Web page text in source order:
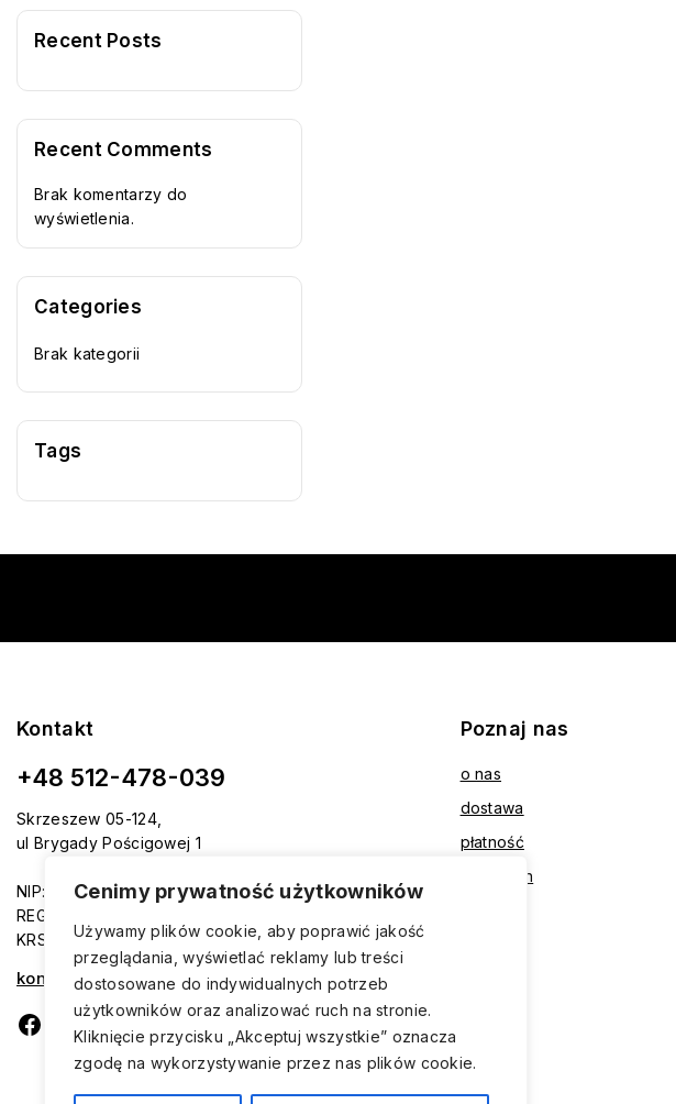
Cenimy prywatność użytkowników
Używamy plików cookie, aby poprawić jakość
przeglądania, wyświetlać reklamy lub treści
dostosowane do indywidualnych potrzeb
użytkowników oraz analizować ruch na stronie.
Kliknięcie przycisku „Akceptuj wszystkie” oznacza
zgodę na wykorzystywanie przez nas plików cookie.
Recent Posts
Recent Comments
Brak komentarzy do
wyświetlenia.
Categories
Brak kategorii
Tags
Kontakt
+48 512-478-039
Skrzeszew 05-124,
ul Brygady Pościgowej 1
NIP: 5361968406
REGON: 524280821
KRS: 0001015716
kontakt@avmax.pl
Poznaj nas
o nas
dostawa
płatność
regulamin